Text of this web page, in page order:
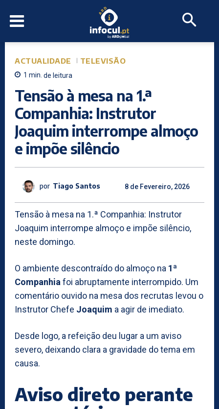
ACTUALIDADE TELEVISÃO
1 min. de leitura
Tensão à mesa na 1.ª
Companhia: Instrutor
Joaquim interrompe almoço
e impõe silêncio
por Tiago Santos 8 de Fevereiro, 2026
Tensão à mesa na 1.ª Companhia: Instrutor
Joaquim interrompe almoço e impõe silêncio,
neste domingo.
O ambiente descontraído do almoço na 1ª
Companhia foi abruptamente interrompido. Um
comentário ouvido na mesa dos recrutas levou o
Instrutor Chefe Joaquim a agir de imediato.
Desde logo, a refeição deu lugar a um aviso
severo, deixando clara a gravidade do tema em
causa.
Aviso direto perante